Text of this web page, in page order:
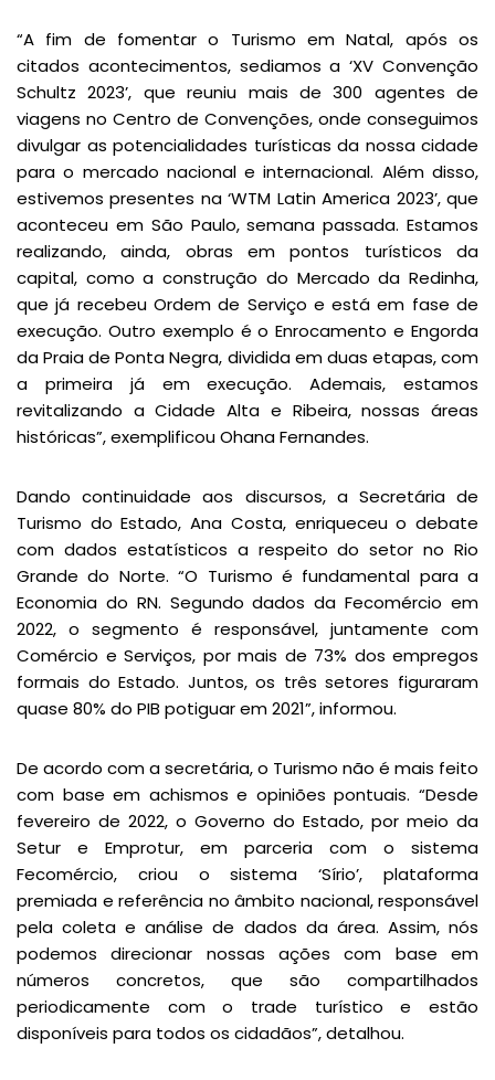
“A fim de fomentar o Turismo em Natal, após os
citados acontecimentos, sediamos a ‘XV Convenção
Schultz 2023’, que reuniu mais de 300 agentes de
viagens no Centro de Convenções, onde conseguimos
divulgar as potencialidades turísticas da nossa cidade
para o mercado nacional e internacional. Além disso,
estivemos presentes na ‘WTM Latin America 2023’, que
aconteceu em São Paulo, semana passada. Estamos
realizando, ainda, obras em pontos turísticos da
capital, como a construção do Mercado da Redinha,
que já recebeu Ordem de Serviço e está em fase de
execução. Outro exemplo é o Enrocamento e Engorda
da Praia de Ponta Negra, dividida em duas etapas, com
a primeira já em execução. Ademais, estamos
revitalizando a Cidade Alta e Ribeira, nossas áreas
históricas”, exemplificou Ohana Fernandes.
Dando continuidade aos discursos, a Secretária de
Turismo do Estado, Ana Costa, enriqueceu o debate
com dados estatísticos a respeito do setor no Rio
Grande do Norte. “O Turismo é fundamental para a
Economia do RN. Segundo dados da Fecomércio em
2022, o segmento é responsável, juntamente com
Comércio e Serviços, por mais de 73% dos empregos
formais do Estado. Juntos, os três setores figuraram
quase 80% do PIB potiguar em 2021”, informou.
De acordo com a secretária, o Turismo não é mais feito
com base em achismos e opiniões pontuais. “Desde
fevereiro de 2022, o Governo do Estado, por meio da
Setur e Emprotur, em parceria com o sistema
Fecomércio, criou o sistema ‘Sírio’, plataforma
premiada e referência no âmbito nacional, responsável
pela coleta e análise de dados da área. Assim, nós
podemos direcionar nossas ações com base em
números concretos, que são compartilhados
periodicamente com o trade turístico e estão
disponíveis para todos os cidadãos”, detalhou.